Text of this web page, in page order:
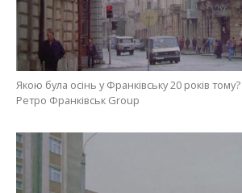
Якою була осінь у Франківську 20 років
Ретро Франківськ Group